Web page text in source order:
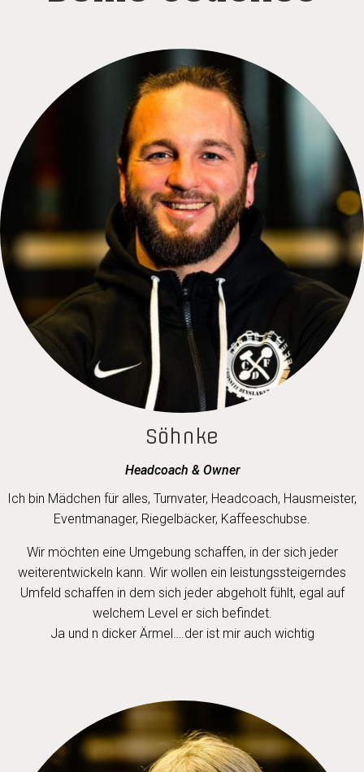
Söhnke
Headcoach & Owner
Ich bin Mädchen für alles, Turnvater, Headcoach, Hausmeister,
Eventmanager, Riegelbäcker, Kaffeeschubse.
Wir möchten eine Umgebung schaffen, in der sich jeder
weiterentwickeln kann. Wir wollen ein leistungssteigerndes
Umfeld schaffen in dem sich jeder abgeholt fühlt, egal auf
welchem Level er sich befindet.
Ja und n dicker Ärmel….der ist mir auch wichtig